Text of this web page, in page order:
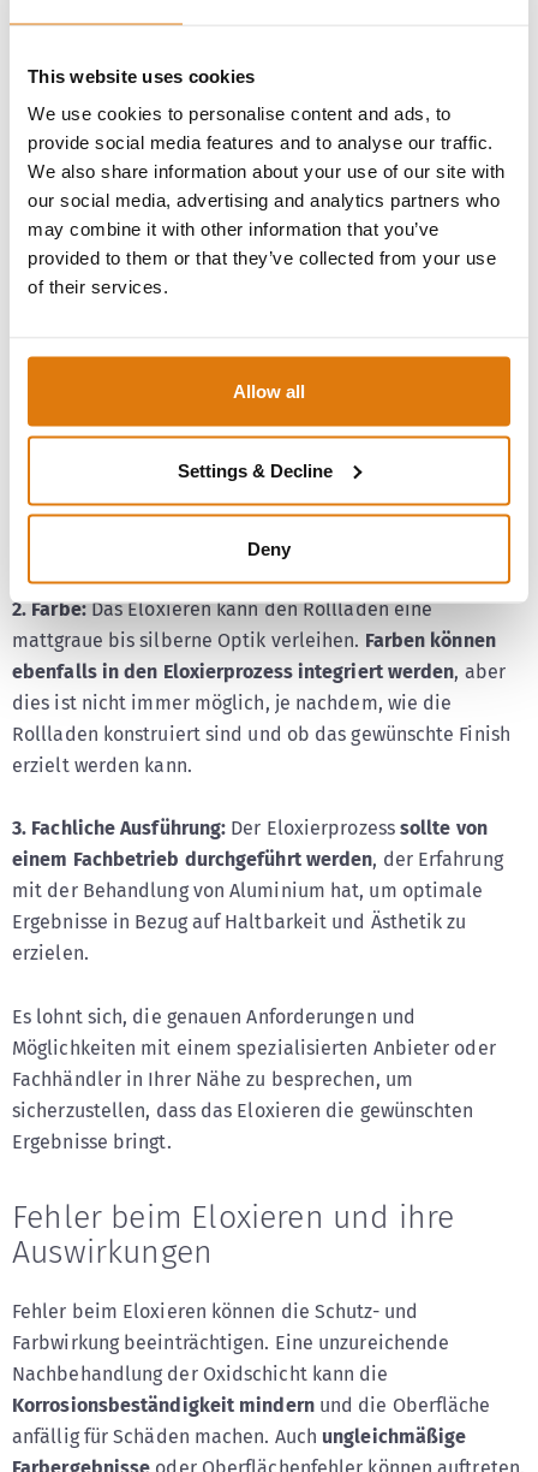
This website uses cookies
We use cookies to personalise content and ads, to
provide social media features and to analyse our traffic.
We also share information about your use of our site with
our social media, advertising and analytics partners who
may combine it with other information that you’ve
provided to them or that they’ve collected from your use
of their services.
Allow all
Settings & Decline
Deny
anschließenden Versiegelung beeinflusst, wodurch
Rollladen eloxieren lassen
Beim Eloxieren von Aluminium-Rollläden gibt es einige
wichtige Aspekte, die es zu berücksichtigen gilt, um ein
optimales Ergebnis zu erzielen
und -behandlungstellt, ist eine sorgfältige Planung und
Durchführung entscheidend:
mit einer anderen Beschichtung versehen sind, muss
diesezuerst entfernt werden, um die Eloxalschicht direkt
auf das Aluminium aufzubringen.
2. Farbe:Das Eloxieren kann den Rollladen eine
mattgraue bis silberne Optik verleihen. Farben können
ebenfalls in den Eloxierprozess integriert werden, aber
dies ist nicht immer möglich, je nachdem, wie die
Rollladen konstruiert sind und ob das gewünschte Finish
erzielt werden kann.
3. Fachliche Ausführung: Der Eloxierprozess sollte von
einem Fachbetrieb durchgeführt werden, der Erfahrung
mit der Behandlung von Aluminium hat, um optimale
Ergebnisse in Bezug auf Haltbarkeit und Ästhetik zu
erzielen.
Es lohnt sich, die genauen Anforderungen und
Möglichkeiten mit einem spezialisierten Anbieter oder
Fachhändler in Ihrer Nähe zu besprechen, um
sicherzustellen, dass das Eloxieren die gewünschten
Ergebnisse bringt.
Fehler beim Eloxieren und ihre
Auswirkungen
Fehler beim Eloxieren können die Schutz- und
Farbwirkung beeinträchtigen. Eine unzureichende
Nachbehandlung der Oxidschicht kann die
Korrosionsbeständigkeit mindernund die Oberfläche
anfällig für Schäden machen. Auch ungleichmäßige
Farbergebnisse oder Oberflächenfehler können auftreten,